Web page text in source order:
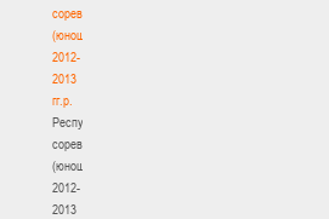
соревнования
(юноши)
2012-
2013
гг.р.
Республиканские
соревнования
(юноши)
2012-
2013